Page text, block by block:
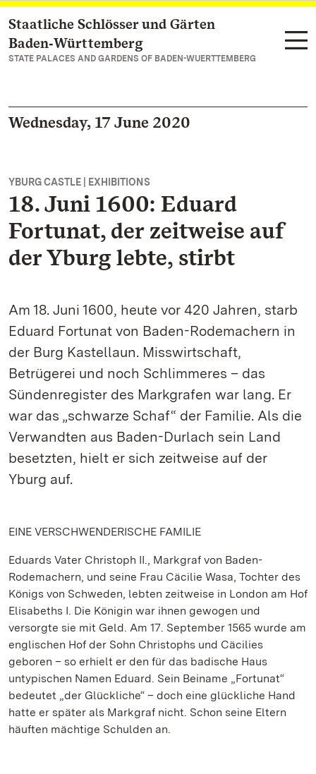
Navigate to main page
Staatliche Schlösser und Gärten
Baden‑Württemberg
STATE PALACES AND GARDENS OF BADEN-WUERTTEMBERG
Wednesday, 17 June 2020
YBURG CASTLE | EXHIBITIONS
18. Juni 1600: Eduard
Fortunat, der zeitweise auf
der Yburg lebte, stirbt
Am 18. Juni 1600, heute vor 420 Jahren, starb
Eduard Fortunat von Baden-Rodemachern in
der Burg Kastellaun. Misswirtschaft,
Betrügerei und noch Schlimmeres – das
Sündenregister des Markgrafen war lang. Er
war das „schwarze Schaf“ der Familie. Als die
Verwandten aus Baden-Durlach sein Land
besetzten, hielt er sich zeitweise auf der
Yburg auf.
EINE VERSCHWENDERISCHE FAMILIE
Eduards Vater Christoph II., Markgraf von Baden-
Rodemachern, und seine Frau Cäcilie Wasa, Tochter des
Königs von Schweden, lebten zeitweise in London am Hof
Elisabeths I. Die Königin war ihnen gewogen und
versorgte sie mit Geld. Am 17. September 1565 wurde am
englischen Hof der Sohn Christophs und Cäcilies
geboren – so erhielt er den für das badische Haus
untypischen Namen Eduard. Sein Beiname „Fortunat“
bedeutet „der Glückliche“ – doch eine glückliche Hand
hatte er später als Markgraf nicht. Schon seine Eltern
häuften mächtige Schulden an.